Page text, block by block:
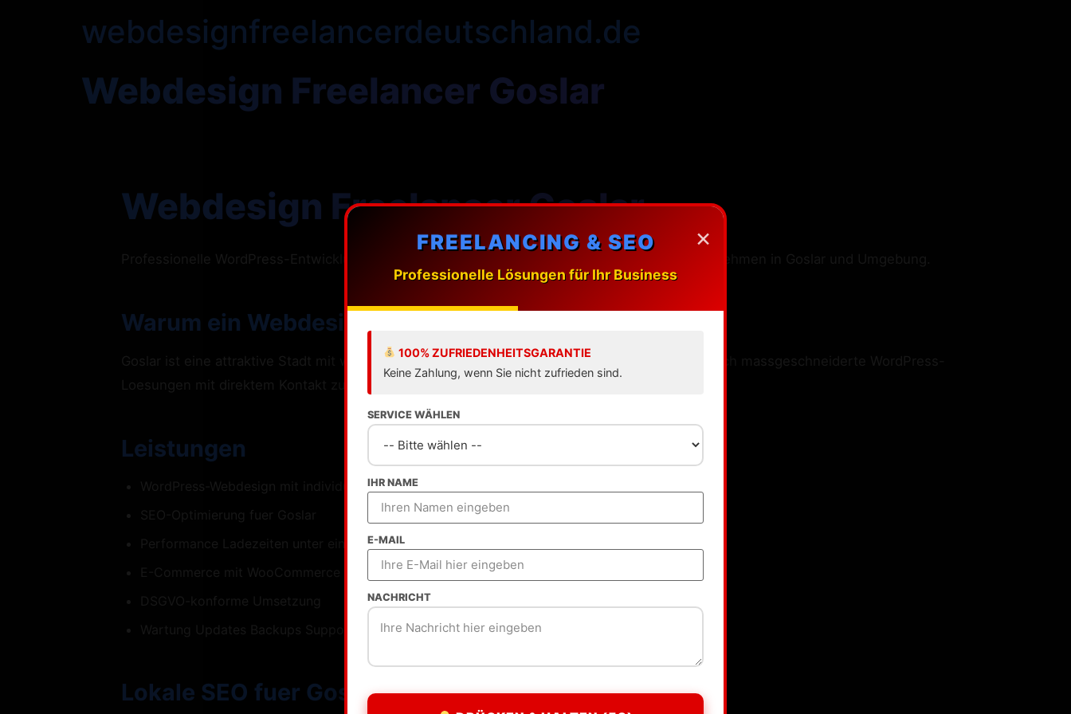
×
FREELANCING & SEO
Professionelle Lösungen für Ihr Business
100% ZUFRIEDENHEITSGARANTIE
Keine Zahlung, wenn Sie nicht zufrieden sind.
SERVICE WÄHLEN
IHR NAME
E-MAIL
NACHRICHT
webdesignfreelancerdeutschland.de
Webdesign Freelancer Goslar
Webdesign Freelancer Goslar
Warum ein Webdesign Freelancer in Goslar?
Goslar ist eine attraktive Stadt mit wirtschaftlichem Potenzial. Als Webdesign Freelancer biete ich massgeschneiderte WordPress-
Leistungen
WordPress-Webdesign mit individuellen Designs
Performance Ladezeiten unter einer Sekunde
Lokale SEO fuer Goslar